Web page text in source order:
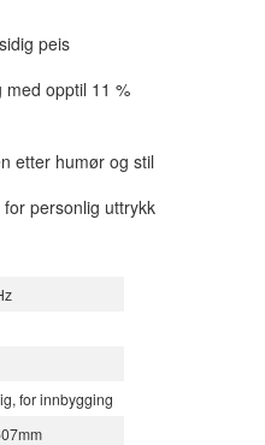
peis
med opptil 11 %
etter humør og stil
personlig uttrykk
for innbygging